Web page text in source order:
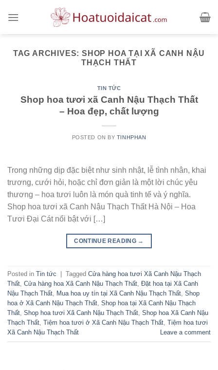
TAG ARCHIVES: SHOP HOA TẠI XÃ CANH NẬU
THẠCH THẤT
TIN TỨC
Shop hoa tươi xã Canh Nậu Thạch Thất
– Hoa đẹp, chất lượng
POSTED ON BY TINHPHAN
Trong những dịp đặc biệt như sinh nhật, lễ tình nhân, khai
trương, cưới hỏi, hoặc chỉ đơn giản là một lời chúc yêu
thương – hoa tươi luôn là món quà tinh tế và ý nghĩa.
Shop hoa tươi xã Canh Nậu Thạch Thất Hà Nội – Hoa
Tươi Đại Cát nổi bật với […]
CONTINUE READING →
Posted in Tin tức Tagged Cửa hàng hoa tươi Xã Canh Nậu Thạch
Thất Cửa hàng hoa Xã Canh Nậu Thạch Thất Đặt hoa tại Xã Canh
Nậu Thạch Thất
Mua hoa uy tín tại Xã Canh Nậu Thạch Thất Shop
hoa ở Xã Canh Nậu Thạch Thất Shop hoa tại Xã Canh Nậu Thạch
Thất Shop hoa tươi Xã Canh Nậu Thạch Thất Shop hoa Xã Canh Nậu
Thạch Thất Tiệm hoa tươi ở Xã Canh Nậu Thạch Thất Tiệm hoa tươi
Xã Canh Nậu Thạch Thất
Leave a comment